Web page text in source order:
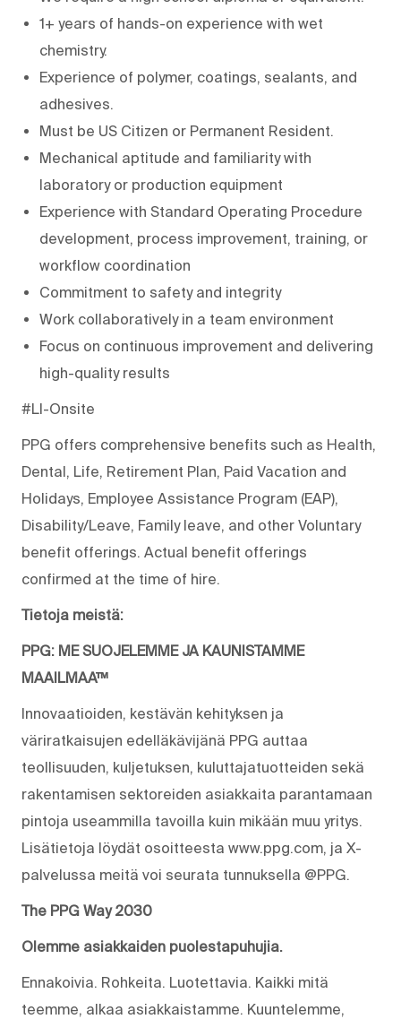
1+ years of hands-on experience with wet
chemistry.
Experience of polymer, coatings, sealants, and
adhesives.
Must be US Citizen or Permanent Resident.
Mechanical aptitude and familiarity with
laboratory or production equipment
Experience with Standard Operating Procedure
development, process improvement, training, or
workflow coordination
Commitment to safety and integrity
Work collaboratively in a team environment
Focus on continuous improvement and delivering
high-quality results
#LI-Onsite
PPG offers comprehensive benefits such as Health,
Dental, Life, Retirement Plan, Paid Vacation and
Holidays, Employee Assistance Program (EAP),
Disability/Leave, Family leave, and other Voluntary
benefit offerings. Actual benefit offerings
confirmed at the time of hire.
Tietoja meistä:
PPG: ME SUOJELEMME JA KAUNISTAMME
MAAILMAA™
Innovaatioiden, kestävän kehityksen ja
väriratkaisujen edelläkävijänä PPG auttaa
teollisuuden, kuljetuksen, kuluttajatuotteiden sekä
rakentamisen sektoreiden asiakkaita parantamaan
pintoja useammilla tavoilla kuin mikään muu yritys.
Lisätietoja löydät osoitteesta www.ppg.com, ja X-
palvelussa meitä voi seurata tunnuksella @PPG.
The PPG Way 2030
Olemme asiakkaiden puolestapuhujia.
Ennakoivia. Rohkeita. Luotettavia. Kaikki mitä
teemme, alkaa asiakkaistamme. Kuuntelemme,